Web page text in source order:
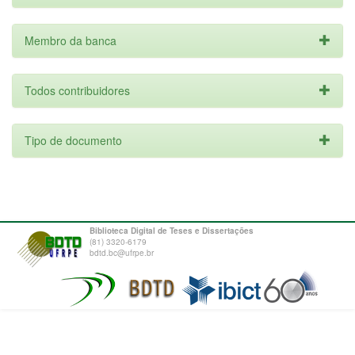
Membro da banca
Todos contribuidores
Tipo de documento
Biblioteca Digital de Teses e Dissertações
(81) 3320-6179
bdtd.bc@ufrpe.br